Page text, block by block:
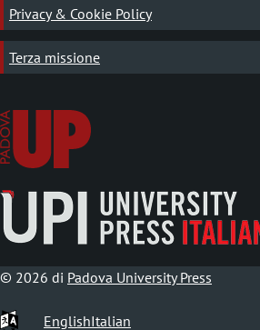
Privacy & Cookie Policy
Terza missione
© 2026 di Padova University Press
EnglishItalian